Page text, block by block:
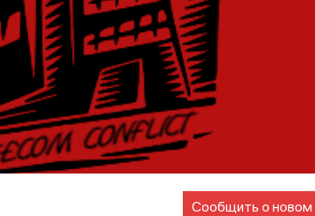
Сообщить о новом